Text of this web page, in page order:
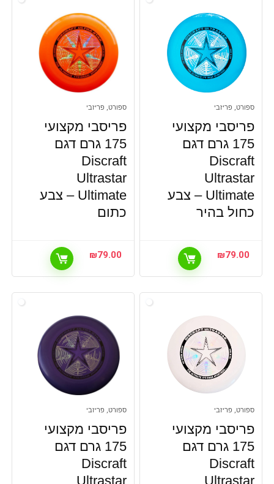
ספורט, פריזבי
פריסבי מקצועי
175 גרם דגם
Discraft
Ultrastar
Ultimate – צבע
כחול בהיר
₪79.00
ספורט, פריזבי
פריסבי מקצועי
175 גרם דגם
Discraft
Ultrastar
Ultimate – צבע
כתום
₪79.00
ספורט, פריזבי
פריסבי מקצועי
175 גרם דגם
Discraft
Ultrastar
ספורט, פריזבי
פריסבי מקצועי
175 גרם דגם
Discraft
Ultrastar